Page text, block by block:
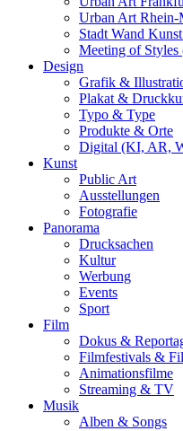
Urban Art Rhein-
Stadt Wand
Meeting of
Design
Grafik &
Plakat &
Typo & Type
Produkte & Orte
Digital (KI, AR,
Kunst
Public Art
Ausstellungen
Fotografie
Panorama
Drucksachen
Kultur
Werbung
Events
Sport
Film
Dokus &
Filmfestivals &
Animationsfilme
Streaming & TV
Musik
Alben & Songs